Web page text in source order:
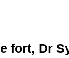
fort, Dr